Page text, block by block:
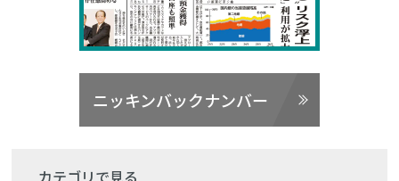
ニッキンバックナンバー
カテゴリで見る